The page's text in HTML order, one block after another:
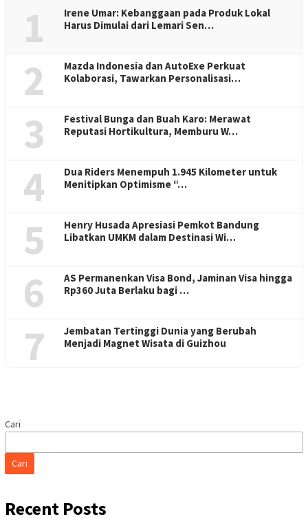
1
Irene Umar: Kebanggaan pada Produk Lokal
Harus Dimulai dari Lemari Sen…
2
Mazda Indonesia dan AutoExe Perkuat
Kolaborasi, Tawarkan Personalisasi…
3
Festival Bunga dan Buah Karo: Merawat
Reputasi Hortikultura, Memburu W…
4
Dua Riders Menempuh 1.945 Kilometer untuk
Menitipkan Optimisme “…
5
Henry Husada Apresiasi Pemkot Bandung
Libatkan UMKM dalam Destinasi Wi…
6
AS Permanenkan Visa Bond, Jaminan Visa hingga
Rp360 Juta Berlaku bagi …
7
Jembatan Tertinggi Dunia yang Berubah
Menjadi Magnet Wisata di Guizhou
Cari
Cari
Recent Posts